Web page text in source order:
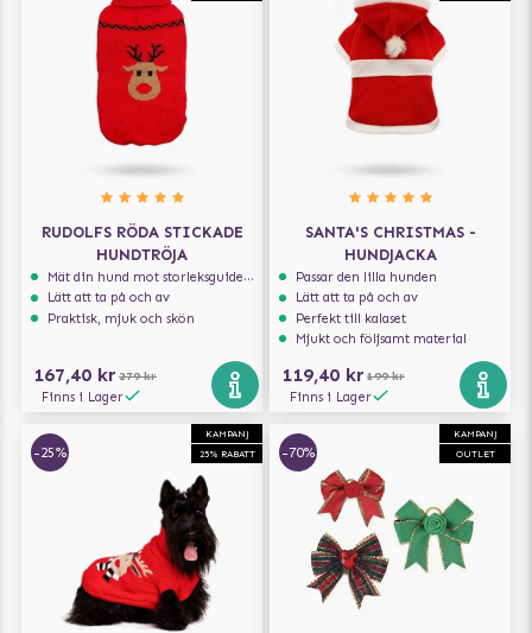
RUDOLFS RÖDA STICKADE
HUNDTRÖJA
Mät din hund mot storleksguiden för att få rätt storlek
Lätt att ta på och av
Praktisk, mjuk och skön
167,40 kr 279 kr
Finns i Lager
SANTA'S CHRISTMAS -
HUNDJACKA
Passar den lilla hunden
Lätt att ta på och av
Perfekt till kalaset
Mjukt och följsamt material
119,40 kr 199 kr
Finns i Lager
KAMPANJ
25% RABATT
-25%
KAMPANJ
OUTLET
-70%